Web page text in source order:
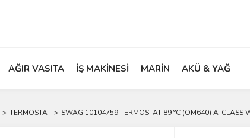
AĞIR VASITA İŞ MAKİNESİ MARİN AKÜ & YAĞ
TERMOSTAT SWAG 10104759 TERMOSTAT 89 °C (OM640) A-CLASS